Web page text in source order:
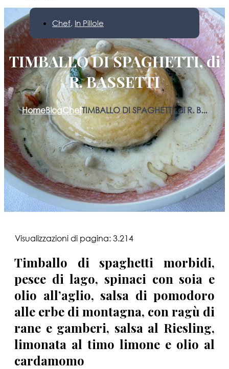
Chef, In Pillole
TIMBALLO DI SPAGHETTI, di
R. BASSETTI
HomeBlogChefTIMBALLO DI SPAGHETTI, di R. B...
Visualizzazioni di pagina:3.214
Timballo di spaghetti morbidi,
pesce di lago, spinaci con soia e
olio all’aglio, salsa di pomodoro
alle erbe di montagna, con ragù di
rane e gamberi, salsa al Riesling,
limonata al timo limone e olio al
cardamomo